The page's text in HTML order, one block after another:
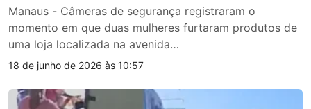
Manaus - Câmeras de segurança registraram o
momento em que duas mulheres furtaram produtos de
uma loja localizada na avenida…
18 de junho de 2026 às 10:57